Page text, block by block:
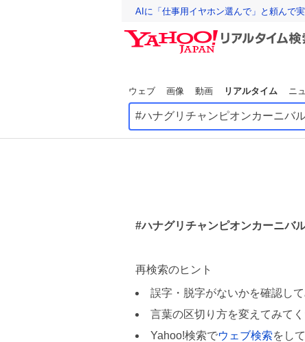
AIに「仕事用イヤホン選んで」と頼んで
ウェブ 画像 動画 リアルタイム ニ
#ハナグリチャンピオンカーニバ
再検索のヒント
誤字・脱字がないかを確認して
言葉の区切り方を変えてみてく
Yahoo!検索でウェブ検索をし